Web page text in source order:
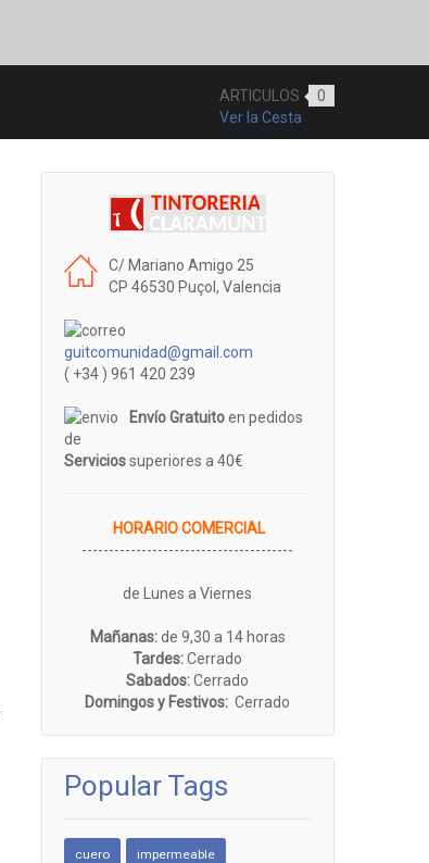
ARTICULOS
0
Ver la Cesta
C/ Mariano Amigo 25
CP 46530 Puçol, Valencia
guitcomunidad@gmail.com
( +34 ) 961 420 239
Envío Gratuitoen pedidos
de
Serviciossuperiores a 40€
HORARIO COMERCIAL
---------------------------------------
de Lunes a Viernes
Mañanas:de 9,30 a 14 horas
Tardes:Cerrado
Sabados:Cerrado
Domingos y Festivos: Cerrado
Popular Tags
cuero impermeable